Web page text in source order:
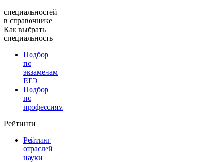
специальностей
в справочнике
Как выбрать
специальность
Подбор
по
экзаменам
ЕГЭ
Подбор
по
профессиям
Рейтинги
Рейтинг
отраслей
науки